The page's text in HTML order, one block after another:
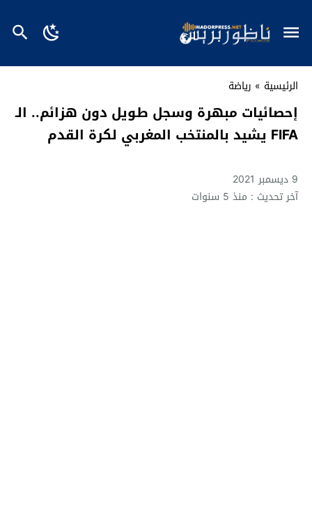
الرئيسية » رياضة
إحصائيات مبهرة وسجل طويل دون هزائم.. الـ
FIFA يشيد بالمنتخب المغربي لكرة القدم
9 ديسمبر 2021
آخر تحديث : منذ 5 سنوات